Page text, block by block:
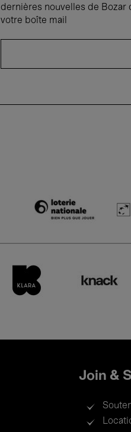
dernières nouvelles de Bozar
votre boîte mail
Join &